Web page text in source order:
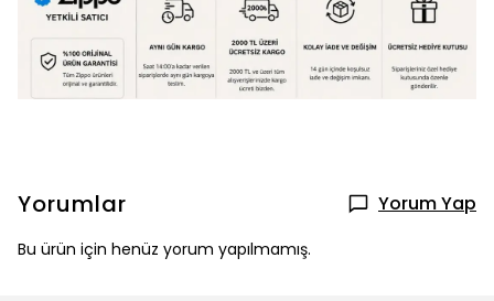
Yorumlar Yorum Yap
Bu ürün için henüz yorum yapılmamış.